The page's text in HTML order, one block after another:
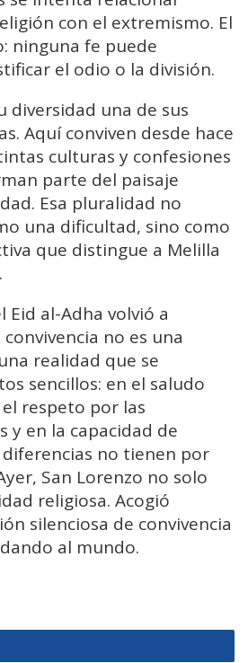
con el extremismo. El
ninguna fe puede
el odio o la división.
diversidad una de sus
Aquí conviven desde hace
culturas y confesiones
parte del paisaje
Esa pluralidad no
una dificultad, sino como
que distingue a Melilla
Eid al-Adha volvió a
no es una
realidad que se
sencillos: en el saludo
respeto por las
y en la capacidad de
no tienen por
San Lorenzo no solo
religiosa. Acogió
silenciosa de convivencia
al mundo.